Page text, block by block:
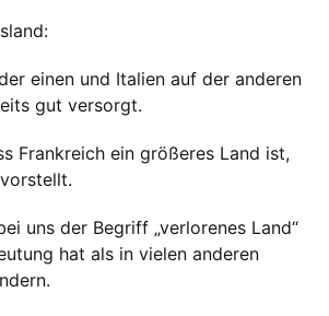
einen und Italien auf der anderen
gut versorgt.
Frankreich ein größeres Land ist,
uns der Begriff „verlorenes Land“
hat als in vielen anderen